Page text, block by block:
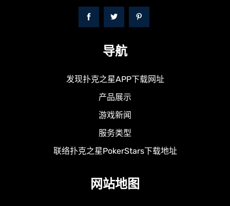
导航
发现扑克之星APP下载网址
产品展示
游戏新闻
服务类型
联络扑克之星PokerStars下载地址
网站地图